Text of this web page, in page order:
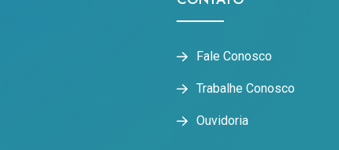
Fale Conosco
Trabalhe Conosco
Ouvidoria